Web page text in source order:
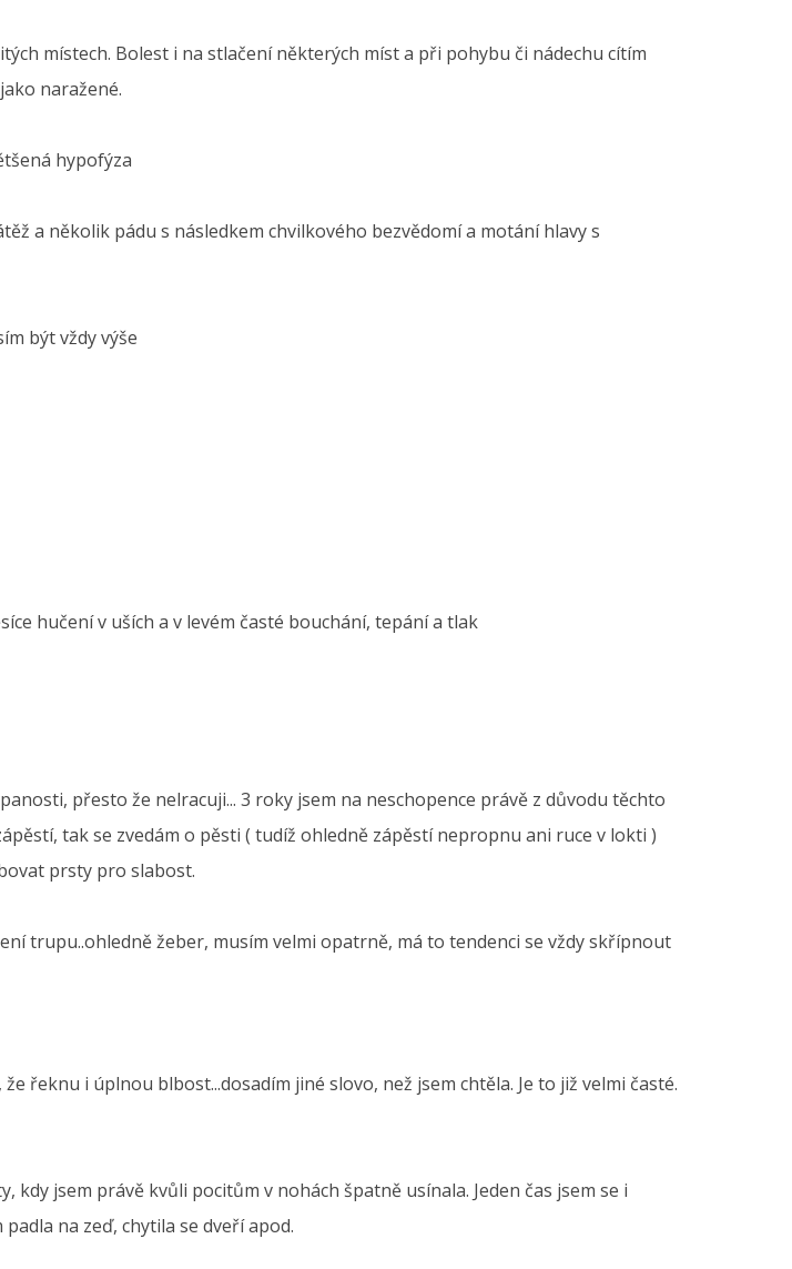
místech. Bolest i na stlačení některých míst a při pohybu či nádechu cítím
naražené.
hypofýza
a několik pádu s následkem chvilkového bezvědomí a motání hlavy s
být vždy výše
hučení v uších a v levém časté bouchání, tepání a tlak
přesto že nelracuji... 3 roky jsem na neschopence právě z důvodu těchto
tak se zvedám o pěsti ( tudíž ohledně zápěstí nepropnu ani ruce v lokti )
prsty pro slabost.
trupu..ohledně žeber, musím velmi opatrně, má to tendenci se vždy skřípnout
řeknu i úplnou blbost...dosadím jiné slovo, než jsem chtěla. Je to již velmi časté.
kdy jsem právě kvůli pocitům v nohách špatně usínala. Jeden čas jsem se i
na zeď, chytila se dveří apod.